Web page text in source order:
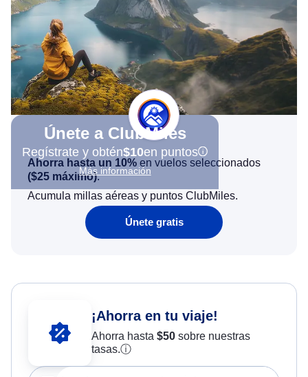
Únete a ClubMiles
Regístrate y obtén$10en puntos
Más información
Ahorra hasta un 10% en vuelos seleccionados
($25 máximo).
Acumula millas aéreas y puntos ClubMiles.
Únete gratis
¡Ahorra en tu viaje!
Ahorra hasta $50sobre nuestras
tasas.ⓘ